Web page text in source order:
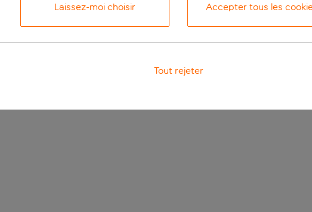
Laissez-moi choisir Accepter tous les
Tout rejeter